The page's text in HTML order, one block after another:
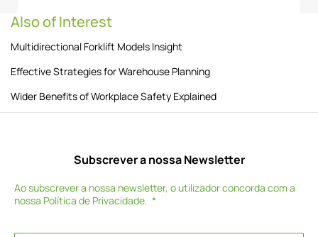
Also of Interest
Multidirectional Forklift Models Insight
Effective Strategies for Warehouse Planning
Wider Benefits of Workplace Safety Explained
Subscrever a nossa Newsletter
Ao subscrever a nossa newsletter, o utilizador concorda com a
nossa Política de Privacidade.